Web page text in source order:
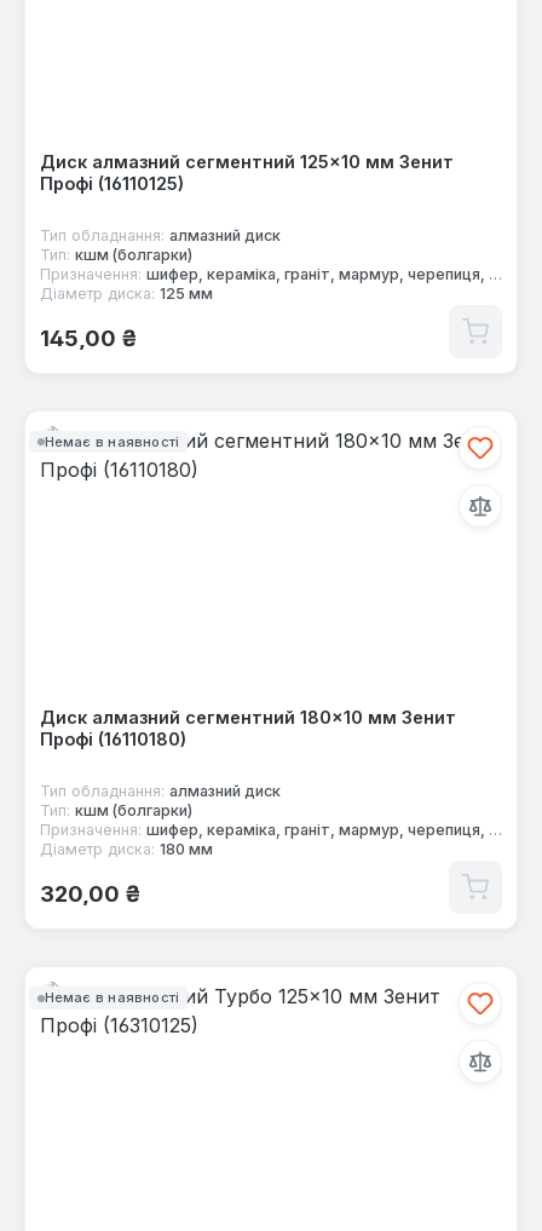
Диск алмазний сегментний 125×10 мм Зенит
Профі (16110125)
Тип обладнання: алмазний диск
Тип: кшм (болгарки)
Призначення: шифер, кераміка, граніт, мармур, черепиця, цегла, бетон
Діаметр диска: 125 мм
Звичайна ціна:
145,00 ₴
Немає в наявності
Диск алмазний сегментний 180×10 мм Зенит
Профі (16110180)
Тип обладнання: алмазний диск
Тип: кшм (болгарки)
Призначення: шифер, кераміка, граніт, мармур, черепиця, цегла, бетон
Діаметр диска: 180 мм
Звичайна ціна:
320,00 ₴
Немає в наявності